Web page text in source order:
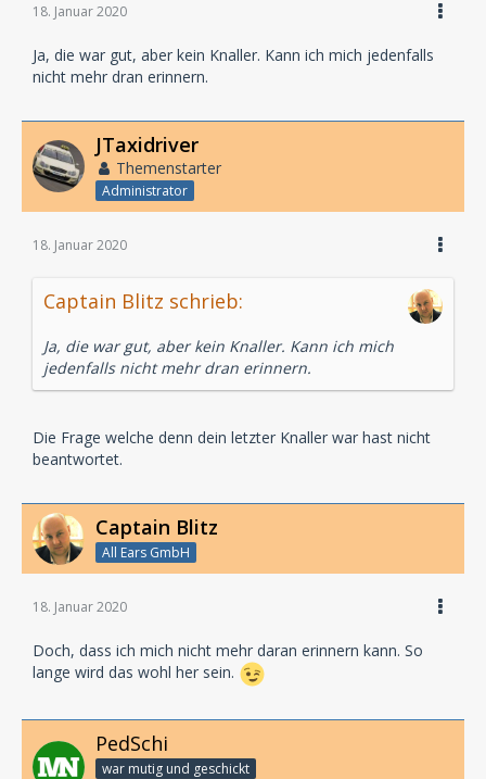
18. Januar 2020
Ja, die war gut, aber kein Knaller. Kann ich mich jedenfalls
nicht mehr dran erinnern.
JTaxidriver
Themenstarter
Administrator
18. Januar 2020
Captain Blitz schrieb:
Ja, die war gut, aber kein Knaller. Kann ich mich
jedenfalls nicht mehr dran erinnern.
Die Frage welche denn dein letzter Knaller war hast nicht
beantwortet.
Captain Blitz
All Ears GmbH
18. Januar 2020
Doch, dass ich mich nicht mehr daran erinnern kann. So
lange wird das wohl her sein.
PedSchi
war mutig und geschickt